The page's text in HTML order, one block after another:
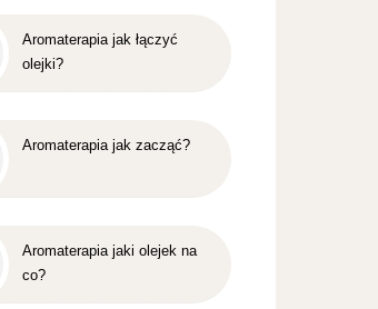
Aromaterapia jak łączyć
olejki?
Aromaterapia jak zacząć?
Aromaterapia jaki olejek na
co?